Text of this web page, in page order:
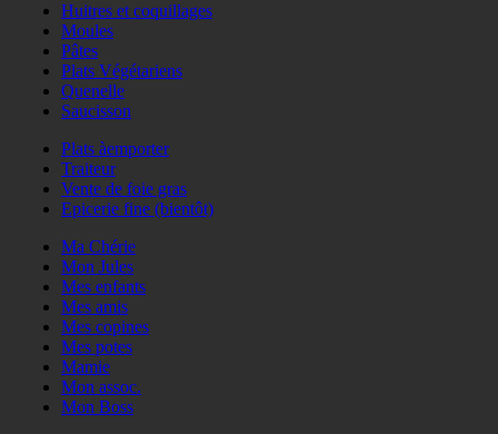
Huitres et coquillages
Moules
Pâtes
Plats Végétariens
Quenelle
Saucisson
Plats àemporter
Traiteur
Vente de foie gras
Epicerie fine (bientôt)
Ma Chérie
Mon Jules
Mes enfants
Mes amis
Mes copines
Mes potes
Mamie
Mon assoc.
Mon Boss